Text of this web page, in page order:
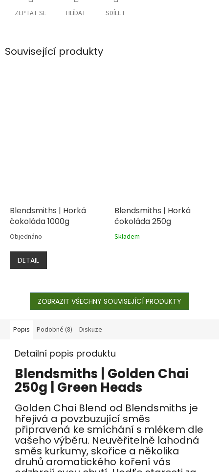
ZEPTAT SE HLÍDAT SDÍLET
Související produkty
Blendsmiths | Horká
čokoláda 1000g
Objednáno
DETAIL
Blendsmiths | Horká
čokoláda 250g
Skladem
ZOBRAZIT VŠECHNY SOUVISEJÍCÍ PRODUKTY
Popis Podobné (8) Diskuze
Detailní popis produktu
Blendsmiths | Golden Chai
250g | Green Heads
Golden Chai Blend od Blendsmiths je
hřejivá a povzbuzující směs
připravená ke smíchání s mlékem dle
vašeho výběru. Neuvěřitelně lahodná
směs kurkumy, skořice a několika
druhů aromatického koření vás